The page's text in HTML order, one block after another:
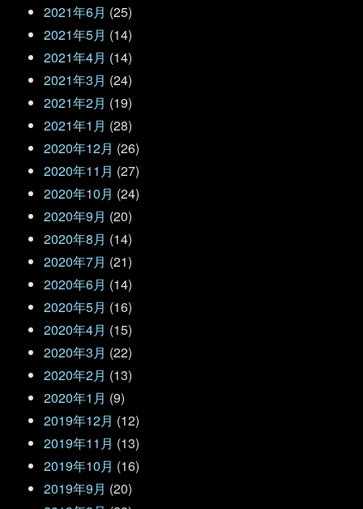
2021年6月 (25)
2021年5月 (14)
2021年4月 (14)
2021年3月 (24)
2021年2月 (19)
2021年1月 (28)
2020年12月 (26)
2020年11月 (27)
2020年10月 (24)
2020年9月 (20)
2020年8月 (14)
2020年7月 (21)
2020年6月 (14)
2020年5月 (16)
2020年4月 (15)
2020年3月 (22)
2020年2月 (13)
2020年1月 (9)
2019年12月 (12)
2019年11月 (13)
2019年10月 (16)
2019年9月 (20)